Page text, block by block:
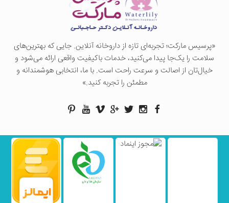
«پرسيس ماركت؛ تجربه‌ای تازه از داروخانه آنلاین. جایی که بهترین‌های
سلامت را یک‌جا پیدا می‌کنید، خدمات باکیفیت واقعی ارائه می‌شود و
خیال‌تان از اصالت و سرعت راحت است. با ما، انتخابی هوشمندانه و
مطمئن را تجربه کنید.»